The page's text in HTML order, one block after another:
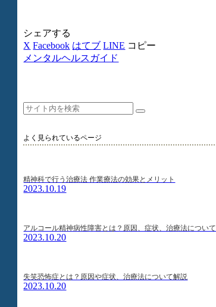
シェアする
X Facebook はてブ LINE コピー
メンタルヘルスガイド
よく見られているページ
精神科で行う治療法 作業療法の効果とメリット
2023.10.19
アルコール精神病性障害とは？原因、症状、治療法について
2023.10.20
失笑恐怖症とは？原因や症状、治療法について解説
2023.10.20